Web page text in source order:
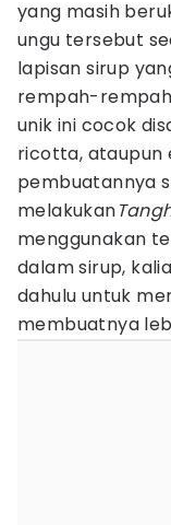
yang masih
ungu tersebut
lapisan sirup
rempah-
unik ini cocok
ricotta, ataupun
pembuatannya
melakukan
menggunakan
dalam sirup,
dahulu untuk
membuatnya